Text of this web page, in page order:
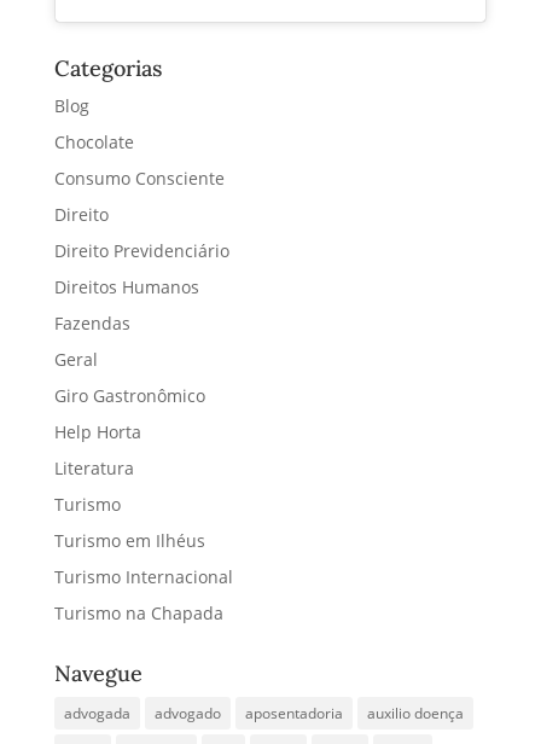
Categorias
Blog
Chocolate
Consumo Consciente
Direito
Direito Previdenciário
Direitos Humanos
Fazendas
Geral
Giro Gastronômico
Help Horta
Literatura
Turismo
Turismo em Ilhéus
Turismo Internacional
Turismo na Chapada
Navegue
advogada advogado aposentadoria
auxilio doença